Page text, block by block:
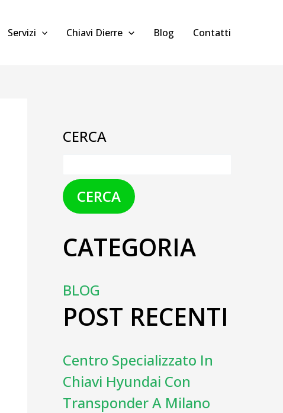
Servizi Chiavi Dierre Blog Contatti
CERCA
CERCA
CATEGORIA
BLOG
POST RECENTI
Centro Specializzato In
Chiavi Hyundai Con
Transponder A Milano